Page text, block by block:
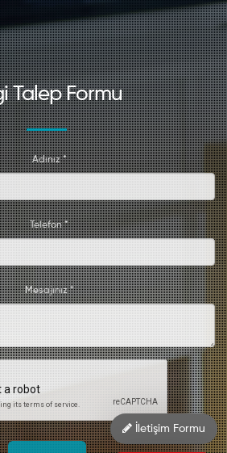
Talep Formu
Adınız *
Telefon *
Mesajınız *
İletişim Formu